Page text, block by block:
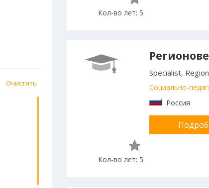
Очистить
Кол-во лет: 5
Specialist,
Социально-
Россия
Кол-во лет: 5